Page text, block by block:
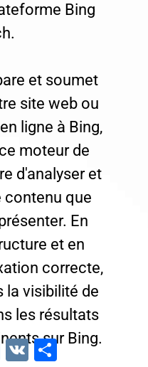
Bing
et soumet
site web ou
ligne à Bing,
moteur de
d'analyser et
contenu que
En
et en
correcte,
la visibilité de
les résultats
sur Bing.
Télégramme
VK Partager